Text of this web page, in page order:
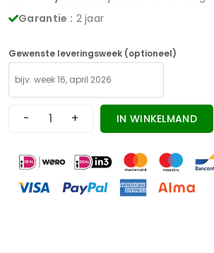
Garantie : 2 jaar
Gewenste leveringsweek (optioneel)
- + IN WINKELMAND